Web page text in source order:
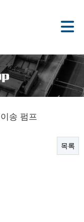
송 펌프
목록